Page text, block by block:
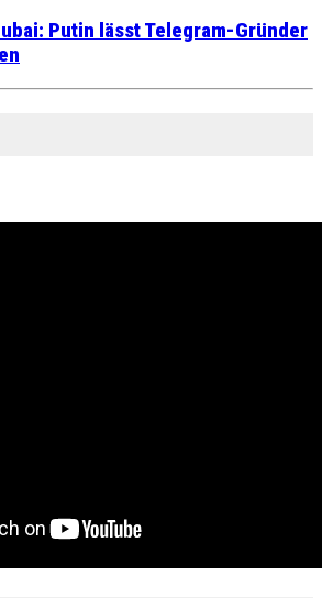
Putin lässt Telegram-Gründer